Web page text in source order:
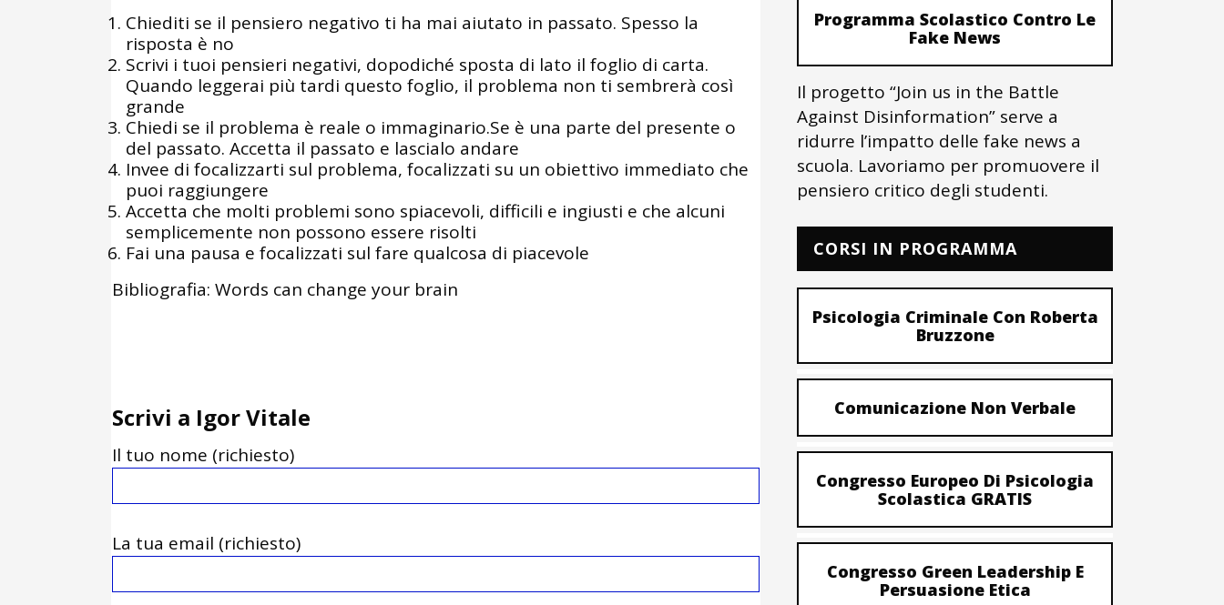
Chiediti se il pensiero negativo ti ha mai aiutato in passato. Spesso la
risposta è no
Scrivi i tuoi pensieri negativi, dopodiché sposta di lato il foglio di carta.
Quando leggerai più tardi questo foglio, il problema non ti sembrerà così
grande
Chiedi se il problema è reale o immaginario.Se è una parte del presente o
del passato. Accetta il passato e lascialo andare
Invee di focalizzarti sul problema, focalizzati su un obiettivo immediato che
puoi raggiungere
Accetta che molti problemi sono spiacevoli, difficili e ingiusti e che alcuni
semplicemente non possono essere risolti
Fai una pausa e focalizzati sul fare qualcosa di piacevole
Bibliografia: Words can change your brain
Scrivi a Igor Vitale
Il tuo nome (richiesto)
La tua email (richiesto)
Programma Scolastico Contro Le
Fake News
Il progetto “Join us in the Battle
Against Disinformation” serve a
ridurre l’impatto delle fake news a
scuola. Lavoriamo per promuovere il
pensiero critico degli studenti.
CORSI IN PROGRAMMA
Psicologia Criminale Con Roberta
Bruzzone
Comunicazione Non Verbale
Congresso Europeo Di Psicologia
Scolastica GRATIS
Congresso Green Leadership E
Persuasione Etica